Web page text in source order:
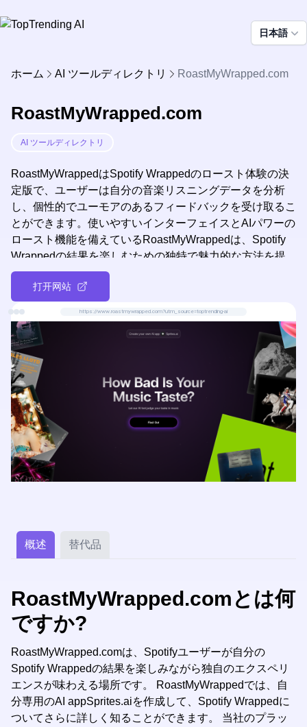
日本語
ホーム AI ツールディレクトリ RoastMyWrapped.com
RoastMyWrapped.com
AI ツールディレクトリ
RoastMyWrappedはSpotify Wrappedのロースト体験の決
定版で、ユーザーは自分の音楽リスニングデータを分析
し、個性的でユーモアのあるフィードバックを受け取るこ
とができます。使いやすいインターフェイスとAIパワーの
ロースト機能を備えているRoastMyWrappedは、Spotify
Wrappedの結果を楽しむための独特で魅力的な方法を提
供しており、音楽ファンにとっては必見の体験です。
打开网站
https://www.roastmywrapped.com?utm_source=toptrending-ai
概述 替代品
RoastMyWrapped.comとは何
ですか?
RoastMyWrapped.comは、Spotifyユーザーが自分の
Spotify Wrappedの結果を楽しみながら独自のエクスペリ
エンスが味わえる場所です。 RoastMyWrappedでは、自
分専用のAI appSprites.aiを作成して、Spotify Wrappedに
ついてさらに詳しく知ることができます。 当社のプラッ